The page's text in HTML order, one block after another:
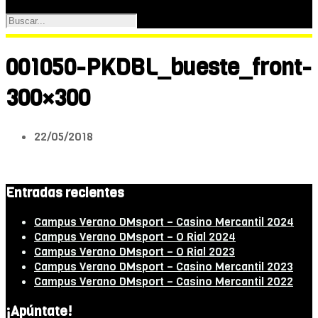
001050-PKDBL_bueste_front-
300×300
22/05/2018
Entradas recientes
Campus Verano DMsport – Casino Mercantil 2024
Campus Verano DMsport – O Rial 2024
Campus Verano DMsport – O Rial 2023
Campus Verano DMsport – Casino Mercantil 2023
Campus Verano DMsport – Casino Mercantil 2022
¡Apúntate!